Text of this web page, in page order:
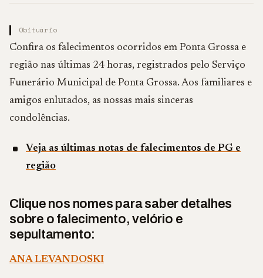
Obituário
Confira os falecimentos ocorridos em Ponta Grossa e
região nas últimas 24 horas, registrados pelo Serviço
Funerário Municipal de Ponta Grossa. Aos familiares e
amigos enlutados, as nossas mais sinceras
condolências.
Veja as últimas notas de falecimentos de PG e
região
Clique nos nomes para saber detalhes
sobre o falecimento, velório e
sepultamento:
ANA LEVANDOSKI